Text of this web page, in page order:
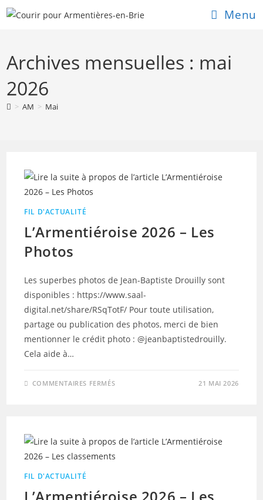
Skip
Menu
Archives mensuelles : mai
2026
> AM > Mai
FIL D'ACTUALITÉ
L’Armentiéroise 2026 – Les
Photos
Les superbes photos de Jean-Baptiste Drouilly sont
disponibles : https://www.saal-
digital.net/share/RSqTotF/ Pour toute utilisation,
partage ou publication des photos, merci de bien
mentionner le crédit photo : @jeanbaptistedrouilly.
Cela aide à…
COMMENTAIRES FERMÉSSUR 21 MAI 2026
FIL D'ACTUALITÉ